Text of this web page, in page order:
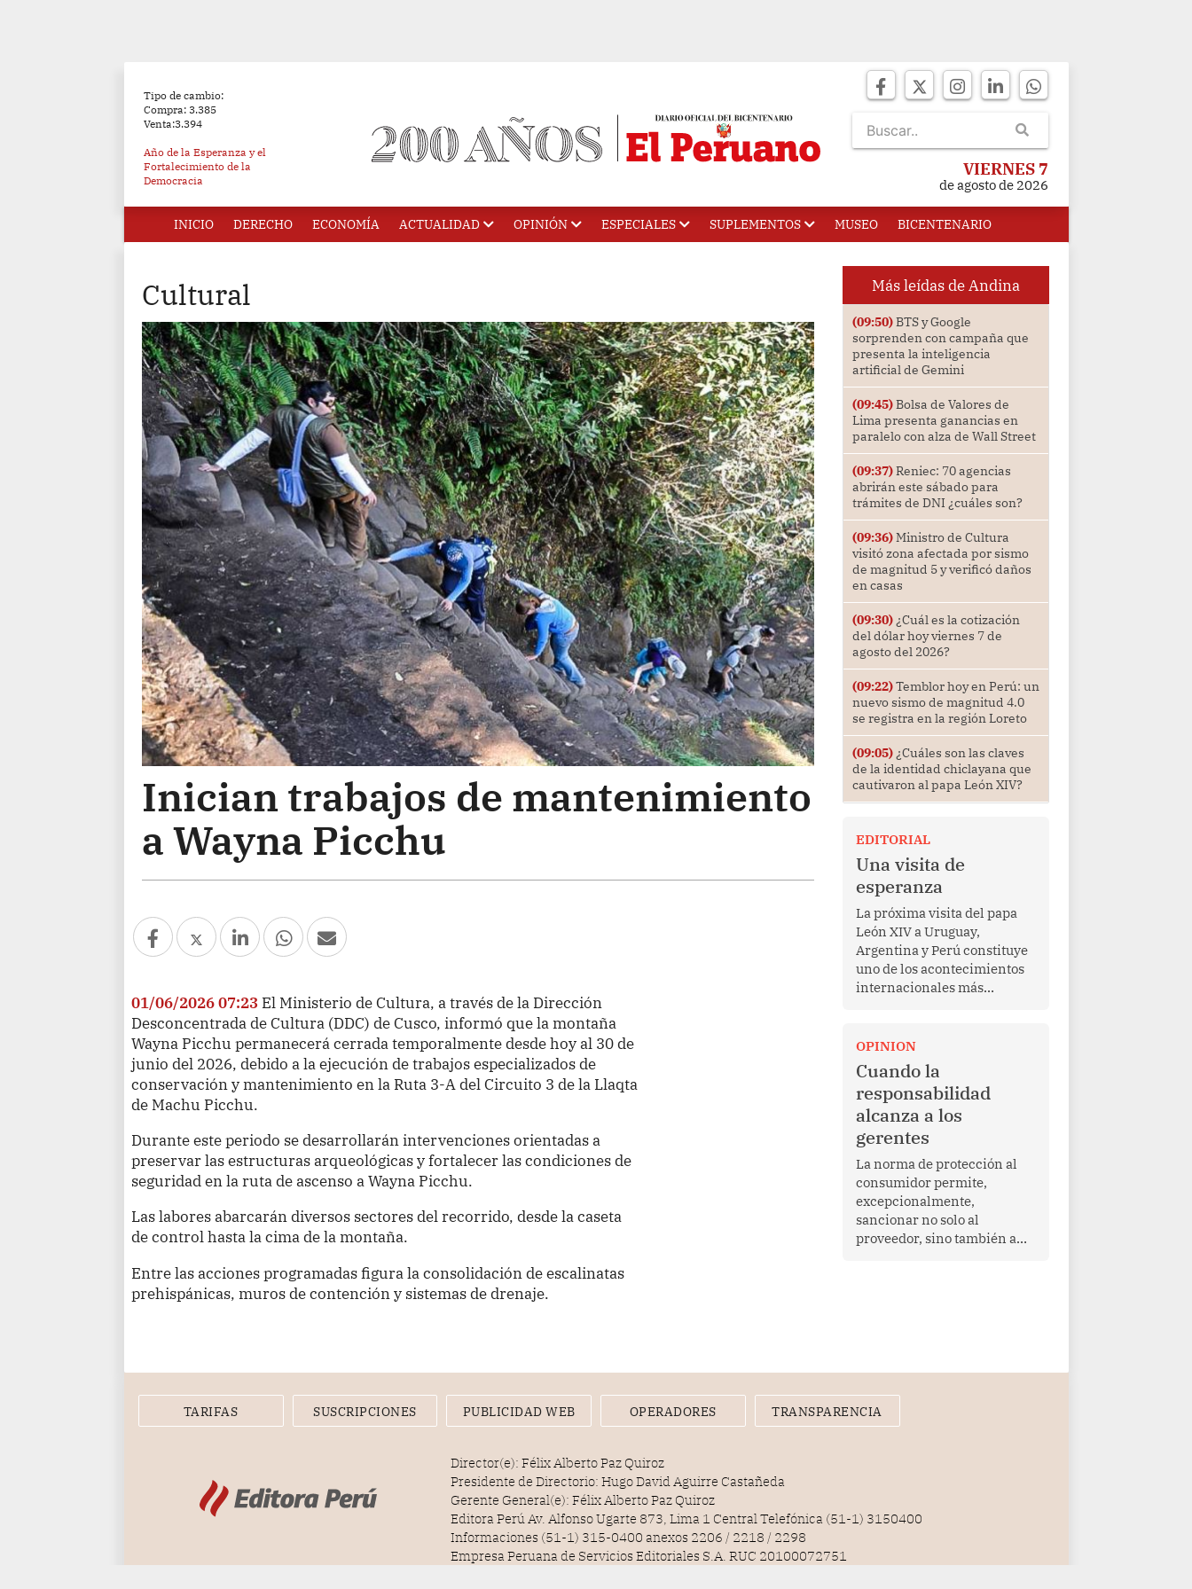
Tipo de cambio:
Compra: 3.385
Venta:3.394
Año de la Esperanza y el
Fortalecimiento de la
Democracia
VIERNES 7
de agosto de 2026
INICIO DERECHO ECONOMÍA ACTUALIDAD OPINIÓN ESPECIALES SUPLEMENTOS MUSEO BICENTENARIO
Cultural
Inician trabajos de mantenimiento
a Wayna Picchu
01/06/2026 07:23 El Ministerio de Cultura, a través de la Dirección
Desconcentrada de Cultura (DDC) de Cusco, informó que la montaña
Wayna Picchu permanecerá cerrada temporalmente desde hoy al 30 de
junio del 2026, debido a la ejecución de trabajos especializados de
conservación y mantenimiento en la Ruta 3-A del Circuito 3 de la Llaqta
de Machu Picchu.
Durante este periodo se desarrollarán intervenciones orientadas a
preservar las estructuras arqueológicas y fortalecer las condiciones de
seguridad en la ruta de ascenso a Wayna Picchu.
Las labores abarcarán diversos sectores del recorrido, desde la caseta
de control hasta la cima de la montaña.
Entre las acciones programadas figura la consolidación de escalinatas
prehispánicas, muros de contención y sistemas de drenaje.
Más leídas de Andina
(09:50)BTS y Google
sorprenden con campaña que
presenta la inteligencia
artificial de Gemini
(09:45)Bolsa de Valores de
Lima presenta ganancias en
paralelo con alza de Wall Street
(09:37)Reniec: 70 agencias
abrirán este sábado para
trámites de DNI ¿cuáles son?
(09:36)Ministro de Cultura
visitó zona afectada por sismo
de magnitud 5 y verificó daños
en casas
(09:30)¿Cuál es la cotización
del dólar hoy viernes 7 de
agosto del 2026?
(09:22)Temblor hoy en Perú: un
nuevo sismo de magnitud 4.0
se registra en la región Loreto
(09:05)¿Cuáles son las claves
de la identidad chiclayana que
cautivaron al papa León XIV?
EDITORIAL
Una visita de
esperanza
La próxima visita del papa
León XIV a Uruguay,
Argentina y Perú constituye
uno de los acontecimientos
internacionales más
Más allá de su dimensión
religiosa, esta gira
representa una oportunidad
para reafirmar el valor del
diálogo, fortalecer los
vínculos entre los pueblos y
proyectar una imagen de
cooperación en una región
que enfrenta desafíos en
materia de desarrollo,
cohesión social y
gobernabilidad.
OPINION
Cuando la
responsabilidad
alcanza a los
gerentes
La norma de protección al
consumidor permite,
excepcionalmente,
sancionar no solo al
proveedor, sino también a
planeamiento, la realización
infracción. En un caso
reciente, Indecopi sancionó
meet and greet con Lionel
TARIFAS SUSCRIPCIONES PUBLICIDAD WEB OPERADORES TRANSPARENCIA
Director(e): Félix Alberto Paz Quiroz
Presidente de Directorio: Hugo David Aguirre Castañeda
Gerente General(e): Félix Alberto Paz Quiroz
Editora Perú Av. Alfonso Ugarte 873, Lima 1 Central Telefónica (51-1) 3150400
Informaciones (51-1) 315-0400 anexos 2206 / 2218 / 2298
Empresa Peruana de Servicios Editoriales S.A. RUC 20100072751